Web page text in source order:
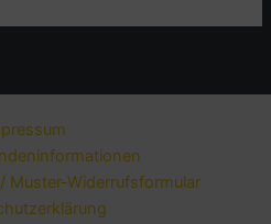
Muster-Widerrufsformular